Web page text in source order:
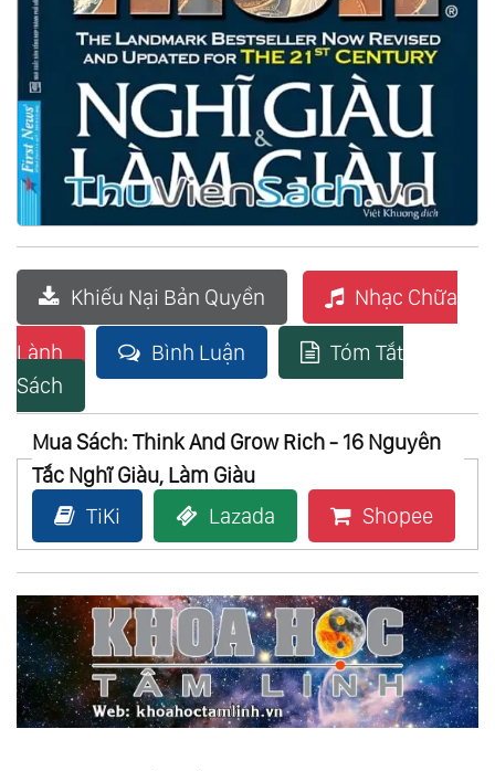
Khiếu Nại Bản Quyền Nhạc Chữa
Lành Bình Luận
Tóm Tắt
Sách
Mua Sách: Think And Grow Rich - 16 Nguyên
Tắc Nghĩ Giàu, Làm Giàu
TiKi
Lazada Shopee